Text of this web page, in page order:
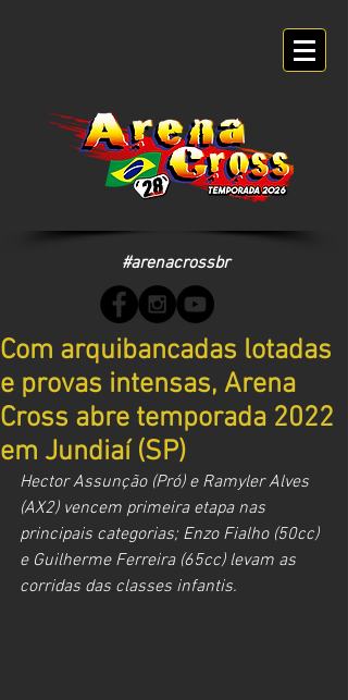
#arenacrossbr
Com arquibancadas lotadas
e provas intensas, Arena
Cross abre temporada 2022
em Jundiaí (SP)
Hector Assunção (Pró) e Ramyler Alves
(AX2) vencem primeira etapa nas
principais categorias; Enzo Fialho (50cc)
e Guilherme Ferreira (65cc) levam as
corridas das classes infantis.